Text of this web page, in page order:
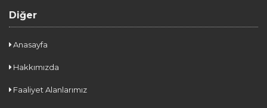
Diğer
Anasayfa
Hakkımızda
Faaliyet Alanlarımız